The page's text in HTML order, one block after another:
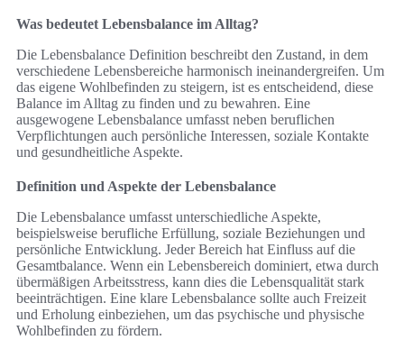
Was bedeutet Lebensbalance im Alltag?
Die Lebensbalance Definition beschreibt den Zustand, in dem
verschiedene Lebensbereiche harmonisch ineinandergreifen. Um
das eigene Wohlbefinden zu steigern, ist es entscheidend, diese
Balance im Alltag zu finden und zu bewahren. Eine
ausgewogene Lebensbalance umfasst neben beruflichen
Verpflichtungen auch persönliche Interessen, soziale Kontakte
und gesundheitliche Aspekte.
Definition und Aspekte der Lebensbalance
Die Lebensbalance umfasst unterschiedliche Aspekte,
beispielsweise berufliche Erfüllung, soziale Beziehungen und
persönliche Entwicklung. Jeder Bereich hat Einfluss auf die
Gesamtbalance. Wenn ein Lebensbereich dominiert, etwa durch
übermäßigen Arbeitsstress, kann dies die Lebensqualität stark
beeinträchtigen. Eine klare Lebensbalance sollte auch Freizeit
und Erholung einbeziehen, um das psychische und physische
Wohlbefinden zu fördern.